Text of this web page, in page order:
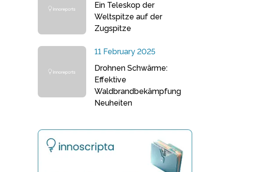
Ein Teleskop der
Weltspitze auf der
Zugspitze
11 February 2025
Drohnen Schwärme:
Effektive
Waldbrandbekämpfung
Neuheiten